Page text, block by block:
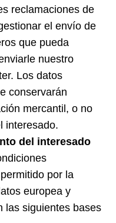
reclamaciones de
el envío de
que pueda
nuestro
Los datos
conservarán
mercantil, o no
interesado.
del interesado
por la
europea y
las siguientes bases